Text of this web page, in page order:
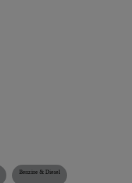
Benzine & Diesel